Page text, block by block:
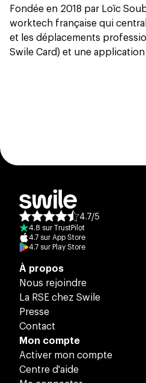
Fondée en 2018 par Loïc
worktech française qui
et les déplacements
Swile Card) et une
Note moyenne des avis :
4.7/5
4.8 sur TrustPilot
4.7 sur App Store
4.7 sur Play Store
À propos
Nous rejoindre
La RSE chez Swile
Presse
Contact
Mon compte
Activer mon compte
Centre d'aide